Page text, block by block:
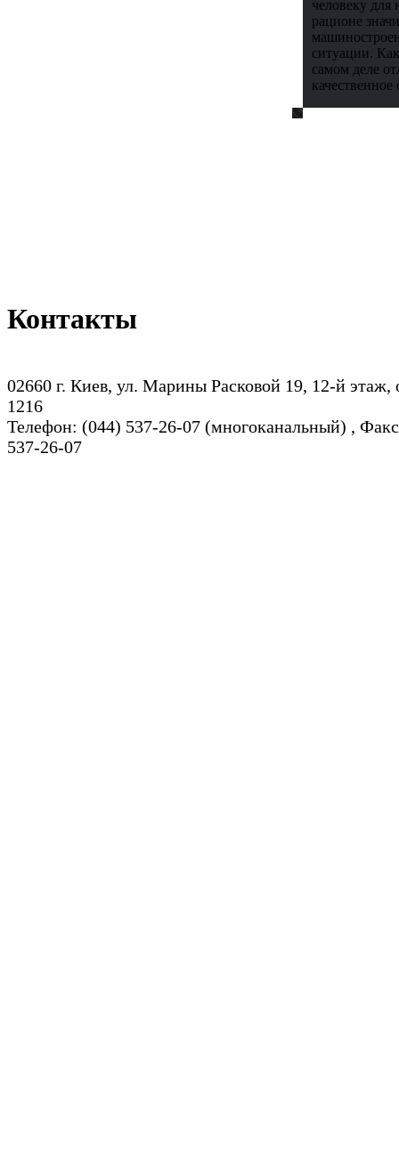
человеку для
рационе
ситуации.
самом деле
Контакты
02660 г. Киев, ул. Марины Расковой 19, 12-й этаж,
1216
Телефон: (044) 537-26-07 (многоканальный) ,
537-26-07